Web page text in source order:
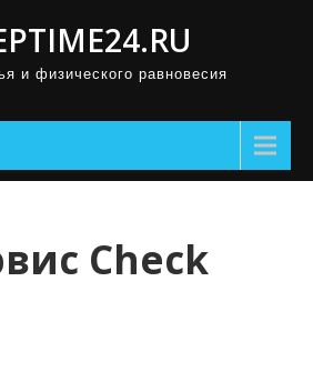
и физического равновесия
Check